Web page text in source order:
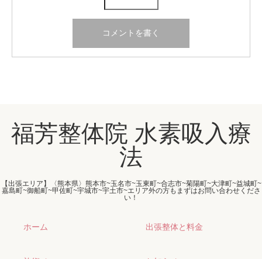
福芳整体院 水素吸入療
法
【出張エリア】〈熊本県〉熊本市~玉名市~玉東町~合志市~菊陽町~大津町~益城町~
嘉島町~御船町~甲佐町~宇城市~宇土市~エリア外の方もまずはお問い合わせくださ
い！
ホーム 出張整体と料金